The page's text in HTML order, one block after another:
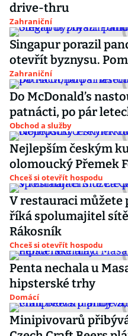
drive-thru
Zahraniční
Singapur porazil
otevřít byznysu.
Zahraniční
Do McDonald’s
patnácti, po pár
Obchod a služby
Nejlepším českým
olomoucký Přemek
Chceš si otevřít hospodu
V restauraci
říká spolumajitel
Rákosník
Chceš si otevřít hospodu
Penta nechala u
hipsterské trhy
Domácí
Minipivovarů